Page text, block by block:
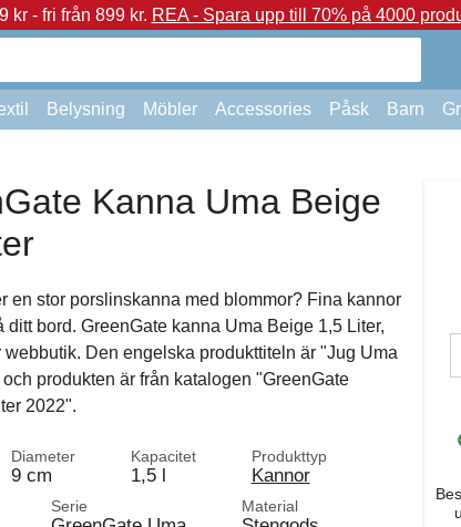
kr - fri från 899 kr. REA - Spara upp till 70% på 4000
Belysning Möbler Accessories Påsk Barn
Kanna Uma Beige
en stor porslinskanna med blommor? Fina kannor
ditt bord. GreenGate kanna Uma Beige 1,5 Liter,
webbutik. Den engelska produkttiteln är "Jug Uma
produkten är från katalogen "GreenGate
2022".
Diameter
9 cm
Kapacitet
1,5 l
Produkttyp
Kannor
Serie Material